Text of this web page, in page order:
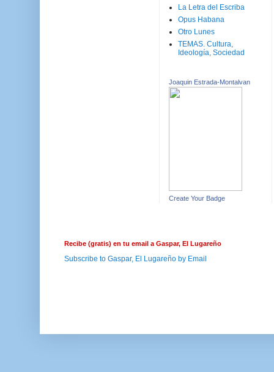
La Letra del Escriba
Opus Habana
Otro Lunes
TEMAS. Cultura,
Ideología, Sociedad
Joaquin Estrada-Montalvan
Create Your Badge
Recibe (gratis) en tu email a Gaspar, El Lugareño
Subscribe to Gaspar, El Lugareño by Email